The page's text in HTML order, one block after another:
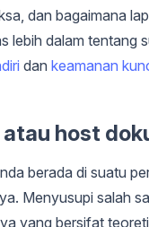
dan bagaimana
lebih dalam tentang
dan keamanan
host
berada di suatu
Menyusupi salah
yang bersifat